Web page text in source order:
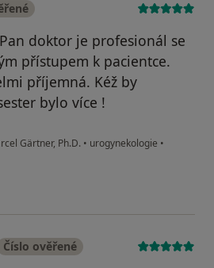
doktor je profesionál se
přístupem k pacientce.
příjemná. Kéž by
bylo více !
Gärtner, Ph.D. • urogynekologie •
Číslo ověřené